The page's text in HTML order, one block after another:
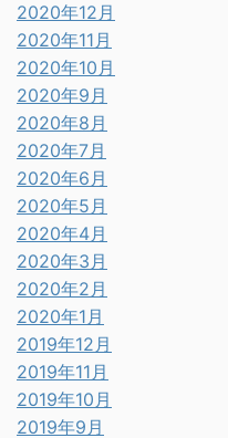
2020年12月
2020年11月
2020年10月
2020年9月
2020年8月
2020年7月
2020年6月
2020年5月
2020年4月
2020年3月
2020年2月
2020年1月
2019年12月
2019年11月
2019年10月
2019年9月